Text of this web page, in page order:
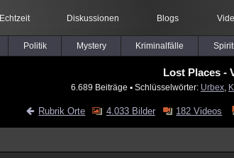
Echtzeit Diskussionen Blogs
Politik Mystery Kriminalfälle
Lost Places -
6.689 Beiträge ▪ Schlüsselwörter: Urbex
Rubrik Orte 4.033 Bilder 182 Videos